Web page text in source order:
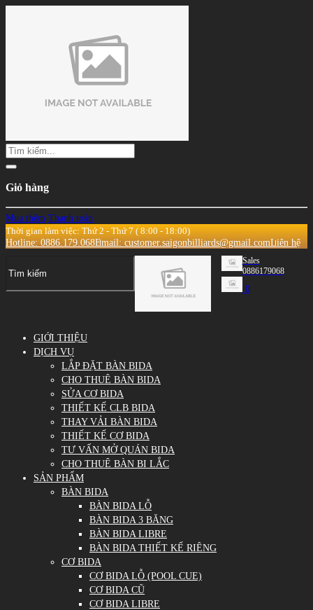
Giỏ hàng
Mua thêm Thanh toán
Thời gian làm việc: Thứ 2 - Thứ 7 ( 8:00 - 18:00)
Hotline: 0886.179.068Email: customer.saigonbilliards@gmail.comLiên hệ
Sales
0886179068
0
GIỚI THIỆU
DỊCH VỤ
LẮP ĐẶT BÀN BIDA
CHO THUÊ BÀN BIDA
SỬA CƠ BIDA
THIẾT KẾ CLB BIDA
THAY VẢI BÀN BIDA
THIẾT KẾ CƠ BIDA
TƯ VẤN MỞ QUÁN BIDA
CHO THUÊ BÀN BI LẮC
SẢN PHẨM
BÀN BIDA
BÀN BIDA LỖ
BÀN BIDA 3 BĂNG
BÀN BIDA LIBRE
BÀN BIDA THIẾT KẾ RIÊNG
CƠ BIDA
CƠ BIDA LỖ (POOL CUE)
CƠ BIDA CŨ
CƠ BIDA LIBRE